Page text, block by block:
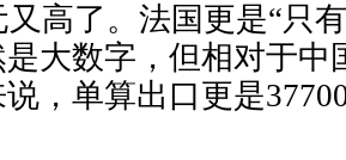
高了。法国更是“只
大数字，但相对于中
，单算出口更是